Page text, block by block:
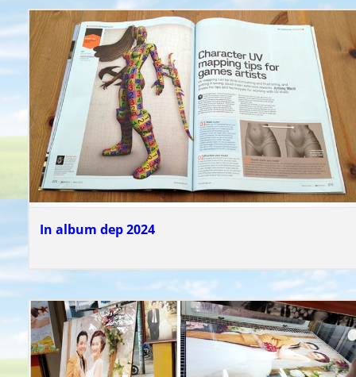
In album dep 2024